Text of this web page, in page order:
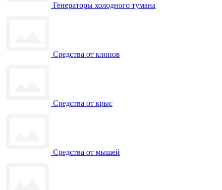
Генераторы холодного тумана
Средства от клопов
Средства от крыс
Средства от мышей